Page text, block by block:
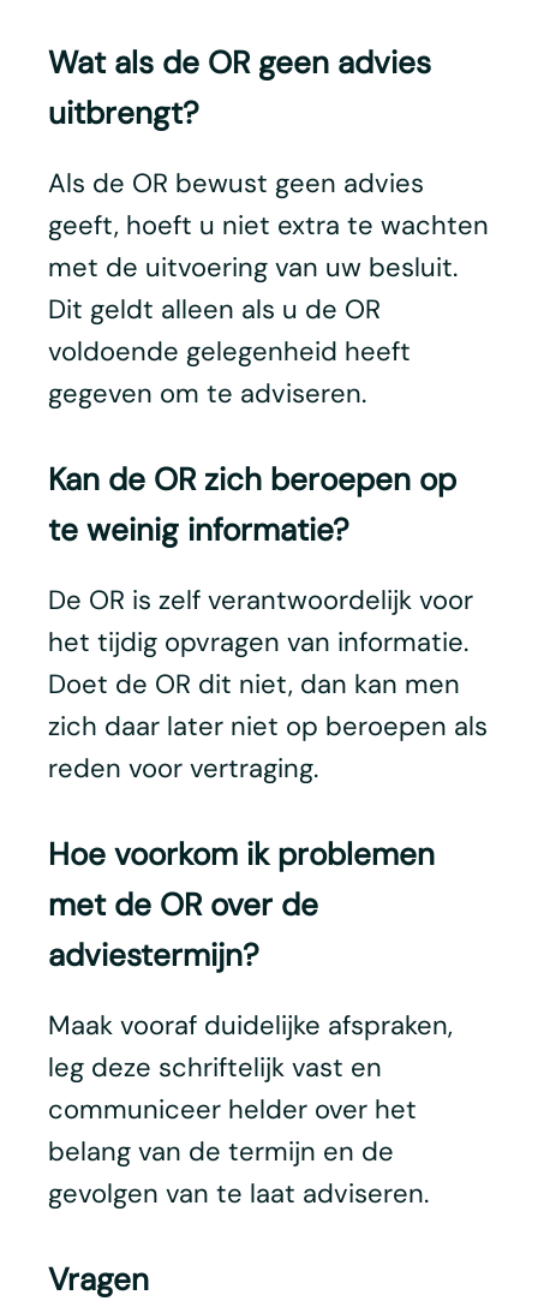
Wat als de OR geen advies
uitbrengt?
Als de OR bewust geen advies
geeft, hoeft u niet extra te wachten
met de uitvoering van uw besluit.
Dit geldt alleen als u de OR
voldoende gelegenheid heeft
gegeven om te adviseren.
Kan de OR zich beroepen op
te weinig informatie?
De OR is zelf verantwoordelijk voor
het tijdig opvragen van informatie.
Doet de OR dit niet, dan kan men
zich daar later niet op beroepen als
reden voor vertraging.
Hoe voorkom ik problemen
met de OR over de
adviestermijn?
Maak vooraf duidelijke afspraken,
leg deze schriftelijk vast en
communiceer helder over het
belang van de termijn en de
gevolgen van te laat adviseren.
Vragen